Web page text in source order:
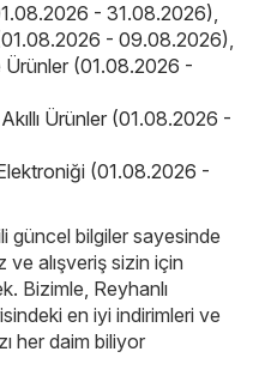
- 31.08.2026),
- 09.08.2026),
(01.08.2026 -
Ürünler (01.08.2026 -
(01.08.2026 -
güncel bilgiler sayesinde
ve alışveriş sizin için
Bizimle, Reyhanlı
en iyi indirimleri ve
her daim biliyor